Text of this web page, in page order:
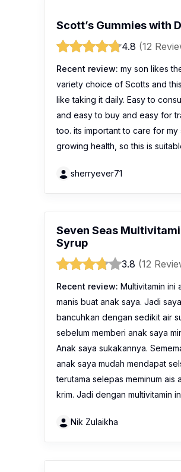
Scott’s Gummies with
4.8 (12
Recent review: my son likes
variety choice of Scotts and
like taking it daily. Easy to
and easy to buy and easy for
too. its important to care for my
growing health, so this is
sherryever71
Seven Seas
Syrup
3.8 (12
Recent review: Multivitamin ini
manis buat anak saya. Jadi
bancuhkan dengan sedikit air
sebelum memberi anak saya
Anak saya sukakannya.
anak saya mudah mendapat
terutama selepas meminum ais
krim. Jadi dengan multivitamin
Nik Zulaikha